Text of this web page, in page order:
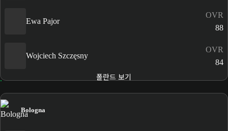
Ewa Pajor
OVR
88
Wojciech Szczęsny
OVR
84
폴란드 보기
Bologna